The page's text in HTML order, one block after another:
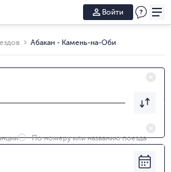
Войти
Абакан - Камень-на-Оби
По номеру или названию поезда